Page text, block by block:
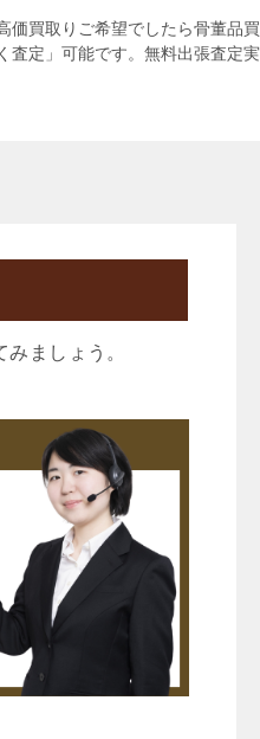
価買取りご希望でしたら骨董品
査定」可能です。無料出張査定実
ましょう。